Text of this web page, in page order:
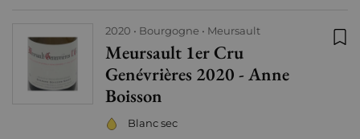
2020 Bourgogne Meursault
Meursault 1er Cru
Genévrières 2020 - Anne
Boisson
Blanc sec